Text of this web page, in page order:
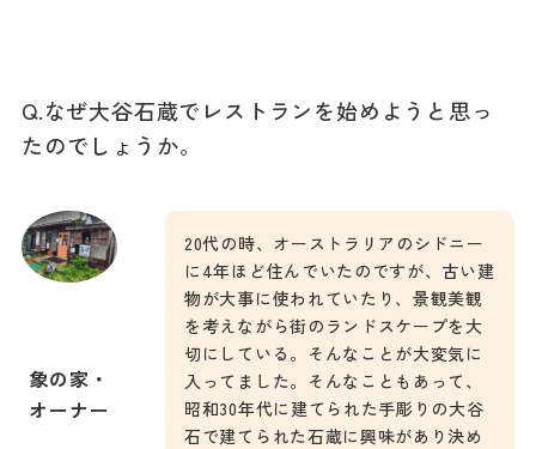
Q.なぜ大谷石蔵でレストランを始めようと思っ
たのでしょうか。
象の家・
オーナー
20代の時、オーストラリアのシドニー
に4年ほど住んでいたのですが、古い建
物が大事に使われていたり、景観美観
を考えながら街のランドスケープを大
切にしている。そんなことが大変気に
入ってました。そんなこともあって、
昭和30年代に建てられた手彫りの大谷
石で建てられた石蔵に興味があり決め